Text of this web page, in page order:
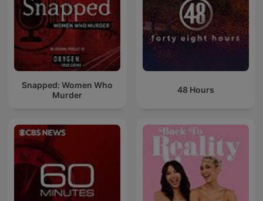
Snapped: Women Who
Murder
48 Hours